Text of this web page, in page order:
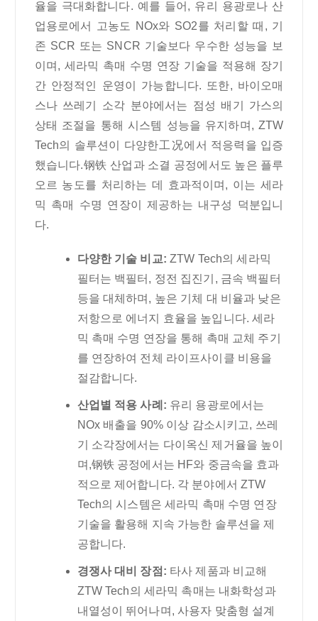
율을 극대화합니다. 예를 들어, 유리 용광로나 산
업용로에서 고농도 NOx와 SO2를 처리할 때, 기
존 SCR 또는 SNCR 기술보다 우수한 성능을 보
이며, 세라믹 촉매 수명 연장 기술을 적용해 장기
간 안정적인 운영이 가능합니다. 또한, 바이오매
스나 쓰레기 소각 분야에서는 점성 배기 가스의
상태 조절을 통해 시스템 성능을 유지하며, ZTW
Tech의 솔루션이 다양한工况에서 적응력을 입증
했습니다.钢铁 산업과 소결 공정에서도 높은 플루
오르 농도를 처리하는 데 효과적이며, 이는 세라
믹 촉매 수명 연장이 제공하는 내구성 덕분입니
다.
다양한 기술 비교: ZTW Tech의 세라믹
필터는 백필터, 정전 집진기, 금속 백필터
등을 대체하며, 높은 기체 대 비율과 낮은
저항으로 에너지 효율을 높입니다. 세라
믹 촉매 수명 연장을 통해 촉매 교체 주기
를 연장하여 전체 라이프사이클 비용을
절감합니다.
산업별 적용 사례: 유리 용광로에서는
NOx 배출을 90% 이상 감소시키고, 쓰레
기 소각장에서는 다이옥신 제거율을 높이
며,钢铁 공정에서는 HF와 중금속을 효과
적으로 제어합니다. 각 분야에서 ZTW
Tech의 시스템은 세라믹 촉매 수명 연장
기술을 활용해 지속 가능한 솔루션을 제
공합니다.
경쟁사 대비 장점: 타사 제품과 비교해
ZTW Tech의 세라믹 촉매는 내화학성과
내열성이 뛰어나며, 사용자 맞춤형 설계